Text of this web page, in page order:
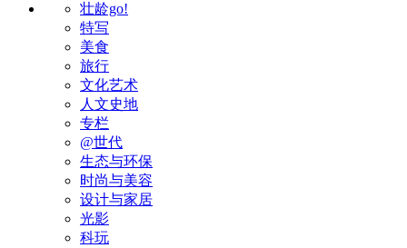
壮龄go!
特写
美食
旅行
文化艺术
人文史地
专栏
@世代
生态与环保
时尚与美容
设计与家居
光影
科玩